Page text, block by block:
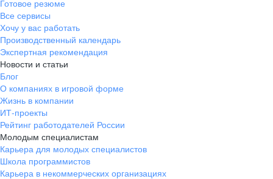
Готовое резюме
Все сервисы
Хочу у вас работать
Производственный календарь
Экспертная рекомендация
Новости и статьи
Блог
О компаниях в игровой форме
Жизнь в компании
ИТ-проекты
Рейтинг работодателей России
Молодым специалистам
Карьера для молодых специалистов
Школа программистов
Карьера в некоммерческих организациях